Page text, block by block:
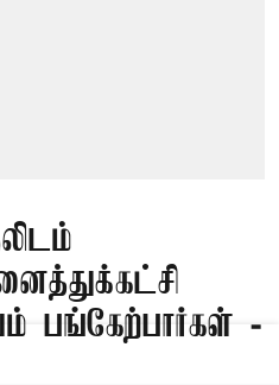
பங்கேற்பார்கள் -